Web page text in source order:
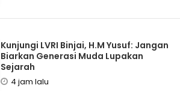
Kunjungi LVRI Binjai, H.M Yusuf: Jangan
Biarkan Generasi Muda Lupakan
Sejarah
4 jam lalu